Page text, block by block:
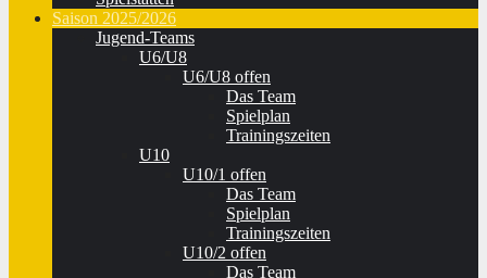
Saison 2025/2026
Jugend-Teams
U6/U8
U6/U8 offen
Das Team
Spielplan
Trainingszeiten
U10
U10/1 offen
Das Team
Spielplan
Trainingszeiten
U10/2 offen
Das Team